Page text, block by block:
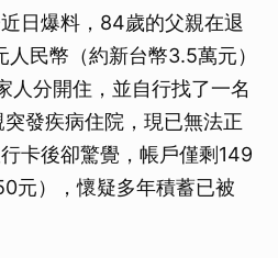
日爆料，84歲的父親在退
民幣（約新台幣3.5萬元）
人分開住，並自行找了一名
突發疾病住院，現已無法正
卡後卻驚覺，帳戶僅剩149
元），懷疑多年積蓄已被